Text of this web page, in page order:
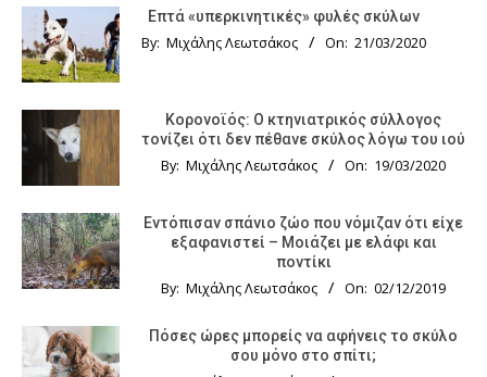
Επτά «υπερκινητικές» φυλές σκύλων
By: Μιχάλης Λεωτσάκος On: 21/03/2020
Κορονοϊός: Ο κτηνιατρικός σύλλογος
τονίζει ότι δεν πέθανε σκύλος λόγω του ιού
By: Μιχάλης Λεωτσάκος On: 19/03/2020
Εντόπισαν σπάνιο ζώο που νόμιζαν ότι είχε
εξαφανιστεί – Μοιάζει με ελάφι και
ποντίκι
By: Μιχάλης Λεωτσάκος On: 02/12/2019
Πόσες ώρες μπορείς να αφήνεις το σκύλο
σου μόνο στο σπίτι;